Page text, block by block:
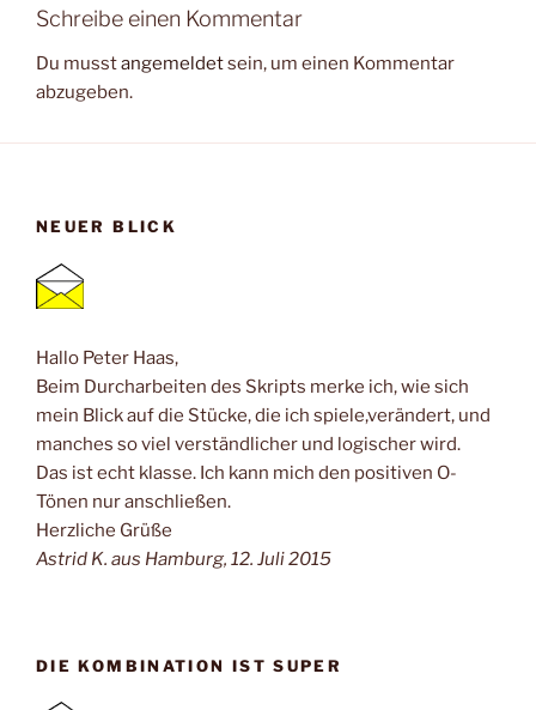
Schreibe einen Kommentar
Du musstangemeldetsein, um einen Kommentar
abzugeben.
NEUER BLICK
Hallo Peter Haas,
Beim Durcharbeiten des Skripts merke ich, wie sich
mein Blick auf die Stücke, die ich spiele,verändert, und
manches so viel verständlicher und logischer wird.
Das ist echt klasse. Ich kann mich den positiven O-
Tönen nur anschließen.
Herzliche Grüße
Astrid K. aus Hamburg, 12. Juli 2015
DIE KOMBINATION IST SUPER